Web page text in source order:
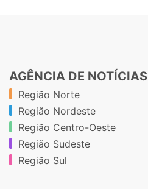
AGÊNCIA DE NOTÍCIAS
Região Norte
Região Nordeste
Região Centro-Oeste
Região Sudeste
Região Sul